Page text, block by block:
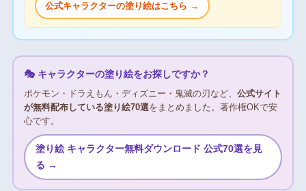
公式キャラクターの塗り絵はこちら →
🎭 キャラクターの塗り絵をお探しですか？
ポケモン・ドラえもん・ディズニー・鬼滅の刃など、 公式サイト
が無料配布している塗り絵70選をまとめました。著作権OKで安
心です。
塗り絵 キャラクター無料ダウンロード 公式70選を見
る →